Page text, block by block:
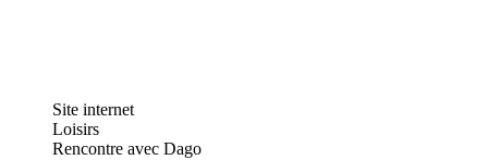
Site internet
Loisirs
Rencontre avec Dago